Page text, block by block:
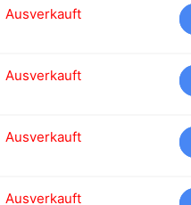
Ausverkauft
Ausverkauft
Ausverkauft
Ausverkauft